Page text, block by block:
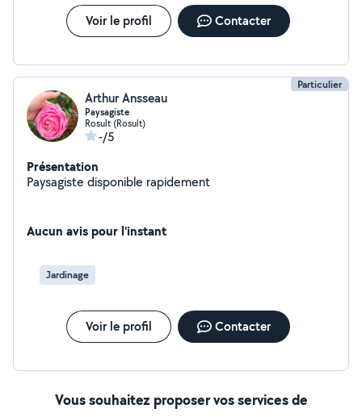
Voir le profil Contacter
Particulier
Arthur Ansseau
Paysagiste
Rosult (Rosult)
-/5
Présentation
Paysagiste disponible rapidement
Aucun avis pour l'instant
Jardinage
Voir le profil Contacter
Vous souhaitez proposer vos services de